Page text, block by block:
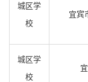
城区学
校
宜宾
城区学
校